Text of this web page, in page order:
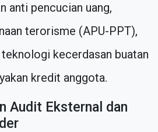
anti pencucian uang,
terorisme (APU-PPT),
kecerdasan buatan
kredit anggota.
Audit Eksternal dan